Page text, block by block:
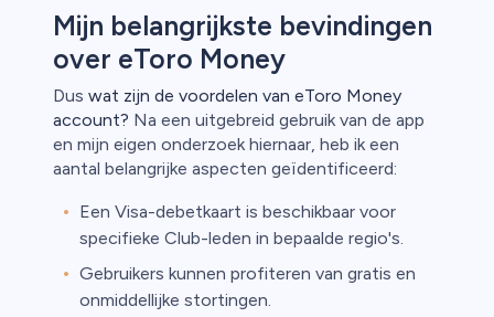
Mijn belangrijkste bevindingen
over eToro Money
Dus wat zijn de voordelen van eToro Money
account? Na een uitgebreid gebruik van de app
en mijn eigen onderzoek hiernaar, heb ik een
aantal belangrijke aspecten geïdentificeerd:
Een Visa-debetkaart is beschikbaar voor
specifieke Club-leden in bepaalde regio's.
Gebruikers kunnen profiteren van gratis en
onmiddellijke stortingen.